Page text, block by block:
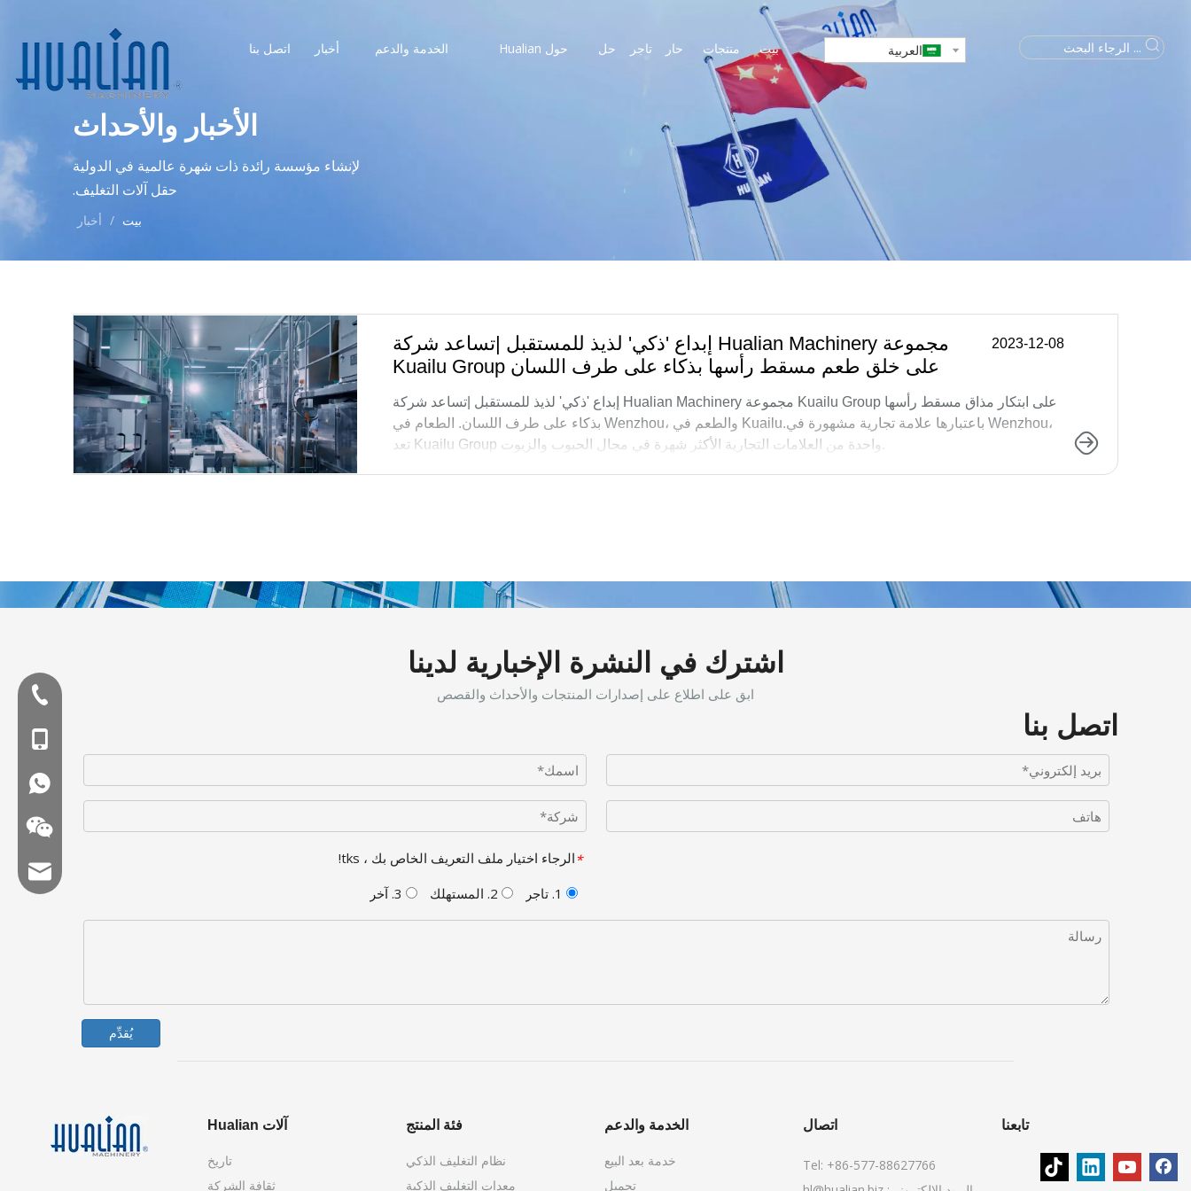
بيت منتجات حار تاجر حل حول Hualian الخدمة والدعم أخبار اتصل بنا العربية
الأخبار والأحداث
لإنشاء مؤسسة رائدة ذات شهرة عالمية في الدولية
حقل آلات التغليف.
بيت / أخبار
إبداع 'ذكي' لذيذ للمستقبل |تساعد شركة Hualian Machinery مجموعة
Kuailu Group على خلق طعم مسقط رأسها بذكاء على طرف اللسان
إبداع 'ذكي' لذيذ للمستقبل |تساعد شركة Hualian Machinery مجموعة Kuailu Group على ابتكار مذاق مسقط رأسها
بذكاء على طرف اللسان. الطعام في Wenzhou، والطعم في Kuailu.باعتبارها علامة تجارية مشهورة في Wenzhou،
تعد Kuailu Group واحدة من العلامات التجارية الأكثر شهرة في مجال الحبوب والزيوت.
2023-12-08
اشترك في النشرة الإخبارية لدينا
ابق على اطلاع على إصدارات المنتجات والأحداث والقصص
اتصل بنا
*الرجاء اختيار ملف التعريف الخاص بك ، tks!
يُقدِّم
آلات Hualian
تاريخ
ثقافة الشركة
فئة المنتج
نظام التغليف الذكي
معدات التغليف الذكية
الخدمة والدعم
خدمة بعد البيع
تحميل
اتصال
Tel: +86-577-88627766
Tel:+86-577-88627766
WA: 0086 18858715170
تابعنا